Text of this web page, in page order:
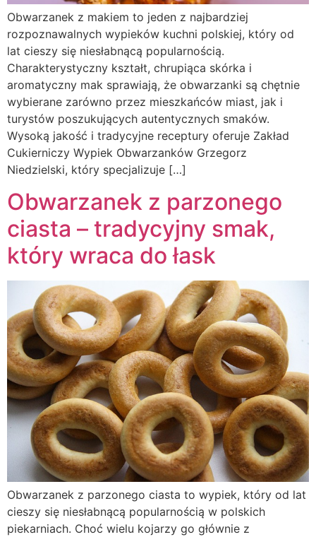
Obwarzanek z makiem to jeden z najbardziej
rozpoznawalnych wypieków kuchni polskiej, który od
lat cieszy się niesłabnącą popularnością.
Charakterystyczny kształt, chrupiąca skórka i
aromatyczny mak sprawiają, że obwarzanki są chętnie
wybierane zarówno przez mieszkańców miast, jak i
turystów poszukujących autentycznych smaków.
Wysoką jakość i tradycyjne receptury oferuje Zakład
Cukierniczy Wypiek Obwarzanków Grzegorz
Niedzielski, który specjalizuje […]
Obwarzanek z parzonego
ciasta – tradycyjny smak,
który wraca do łask
Obwarzanek z parzonego ciasta to wypiek, który od lat
cieszy się niesłabnącą popularnością w polskich
piekarniach. Choć wielu kojarzy go głównie z